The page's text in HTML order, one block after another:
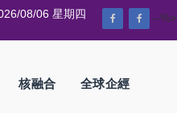
--%>
08/06 星期四
核融合 全球企經